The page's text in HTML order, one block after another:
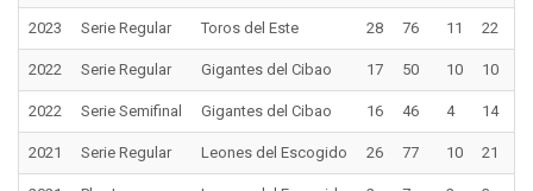
2023 Serie Regular Toros del Este 28 76 11 22
2022 Serie Regular Gigantes del Cibao 17 50 10 10
2022 Serie Semifinal Gigantes del Cibao 16 46 4 14
2021 Serie Regular Leones del Escogido 26 77 10 21